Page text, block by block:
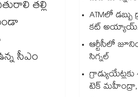
తల్లి
సీఎం
ATMలో
కట్
ఆర్టీసీలో
సిగ్నల్
టెక్